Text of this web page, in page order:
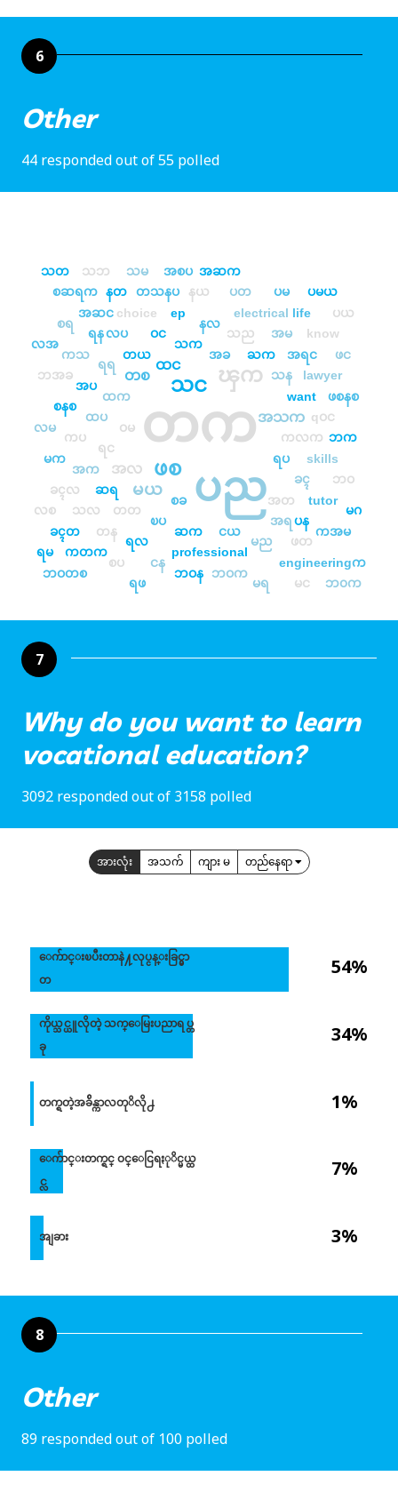
6
Other
44 responded out of 55 polled
တက
ပည
ဖစ
သင ၾက
မယ
တစ
ထင
အလ
အသက
စခ
တယ
ဝမ
သန
အခ ႀက
တတ
ထက
ရပ
သက
အတ
အရ
ၿပ
ဆရ
ရင
ရရ
လပ ဝင သည အမ
အရင
want
ကလက
ခၚ
ငယ
ဆက
တန
ထပ
နလ
ပန
ဖတ
မည
ရန
ရလ
သလ
အက
အဆင
အပ
choice electrical
engineeringက
ep
know
lawyer
life
professional
qဝင
skills
tutor
ကတက
ကပ
ကသ
ကအမ
ခၚတ
ခၚလ
ငန
စဆရက
စနစ
စပ
စရ
တသနပ
နတ နယ ပတ ပမ
ပမယ
ပယ
ဖင
ဖစနစ
ဘက
ဘဝ
ဘဝက
ဘဝတစ ဘဝန
ဘအခ
ဘ၀က
မက
မဂ
မင
မရ
ရဖ
ရမ
လစ
လမ
လအ
သတ သဘ သမ အစပ အဆက
7
Why do you want to learn
vocational education?
3092 responded out of 3158 polled
အားလုံး အသက် ကျား မ တည်နေရာ
54%
34%
1%
7%
3%
ေက်ာင္းၿပီးတာနဲ႔လုပ္ငန္းခြင္မွာ
တ
ကိုယ္သင္ယူလိုတဲ့ သက္ေမြးပညာရပ္တ
ခု
တက္ရတဲ့အခ်ိန္ကာလတုိလို႕
ေက်ာင္းတက္ရင္ ဝင္ေငြရႏုိင္မယ္ထ
င္လ
အျခား
8
Other
89 responded out of 100 polled